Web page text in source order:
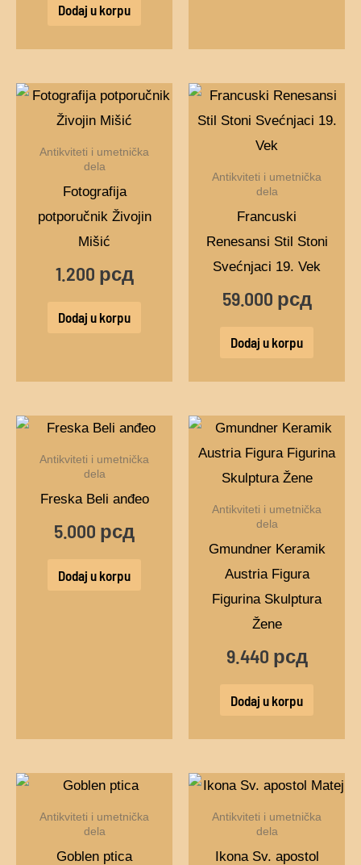
Dodaj u korpu
Antikviteti i umetnička
dela
Fotografija
potporučnik Živojin
Mišić
1.200 рсд
Dodaj u korpu
Antikviteti i umetnička
dela
Francuski
Renesansi Stil Stoni
Svećnjaci 19. Vek
59.000 рсд
Dodaj u korpu
Antikviteti i umetnička
dela
Freska Beli anđeo
5.000 рсд
Dodaj u korpu
Antikviteti i umetnička
dela
Gmundner Keramik
Austria Figura
Figurina Skulptura
Žene
9.440 рсд
Dodaj u korpu
Antikviteti i umetnička
dela
Goblen ptica
Antikviteti i umetnička
dela
Ikona Sv. apostol